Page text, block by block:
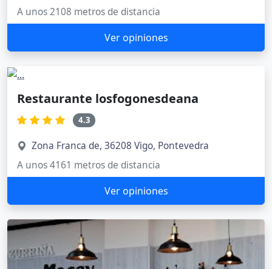
A unos 2108 metros de distancia
Ver opiniones
Restaurante losfogonesdeana
4.3
Zona Franca de, 36208 Vigo, Pontevedra
A unos 4161 metros de distancia
Ver opiniones